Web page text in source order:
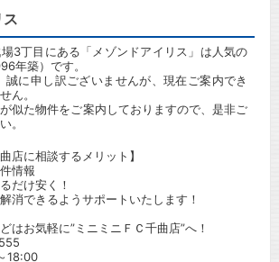
ス
3丁目にある「メゾンドアイリス」は人気の
年築）です。
誠に申し訳ございませんが、現在ご案内でき
ん。
似た物件をご案内しておりますので、是非ご
。
店に相談するメリット】
情報
だけ安く！
消できるようサポートいたします！
はお気軽に”ミニミニＦＣ千曲店”へ！
18:00